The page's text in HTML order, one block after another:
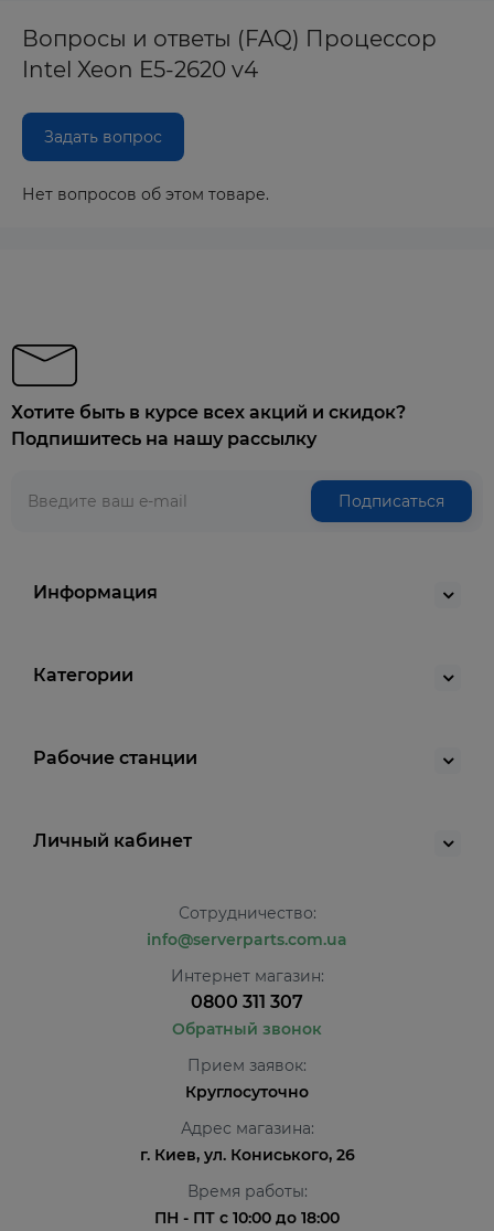
Вопросы и ответы (FAQ) Процессор
Intel Xeon E5-2620 v4
Задать вопрос
Нет вопросов об этом товаре.
Хотите быть в курсе всех акций и скидок?
Подпишитесь на нашу рассылку
Подписаться
Информация
Категории
Рабочие станции
Личный кабинет
Сотрудничество:
info@serverparts.com.ua
Интернет магазин:
0800 311 307
Обратный звонок
Прием заявок:
Круглосуточно
Адрес магазина:
г. Киев, ул. Кониського, 26
Время работы:
ПН - ПТ с 10:00 до 18:00